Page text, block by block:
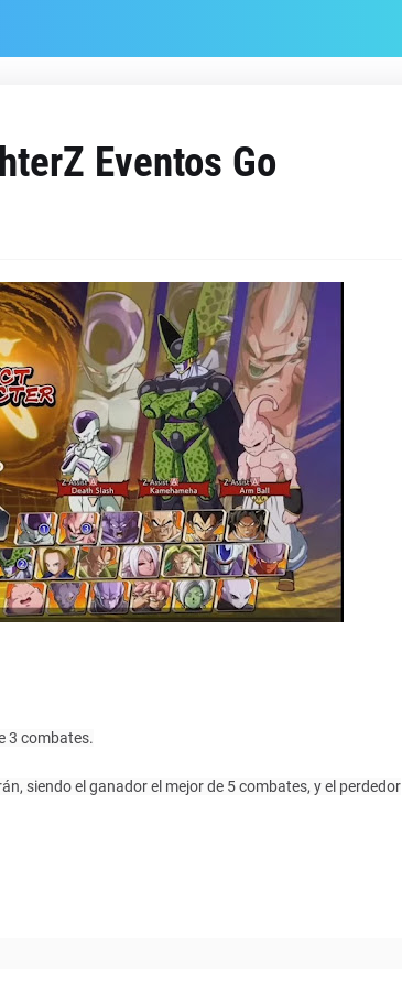
Eventos Go
3 combates.
siendo el ganador el mejor de 5 combates, y el perdedor